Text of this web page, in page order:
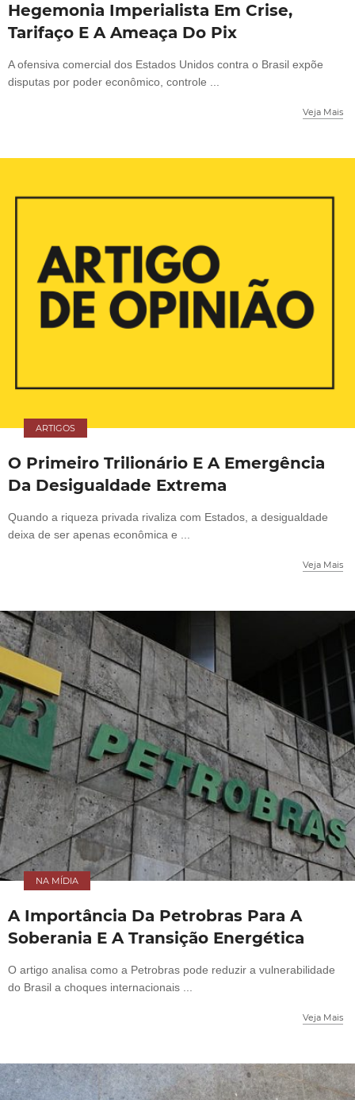
Hegemonia Imperialista Em Crise,
Tarifaço E A Ameaça Do Pix
A ofensiva comercial dos Estados Unidos contra o Brasil expõe
disputas por poder econômico, controle ...
Veja Mais
ARTIGOS
O Primeiro Trilionário E A Emergência
Da Desigualdade Extrema
Quando a riqueza privada rivaliza com Estados, a desigualdade
deixa de ser apenas econômica e ...
Veja Mais
NA MÍDIA
A Importância Da Petrobras Para A
Soberania E A Transição Energética
O artigo analisa como a Petrobras pode reduzir a vulnerabilidade
do Brasil a choques internacionais ...
Veja Mais